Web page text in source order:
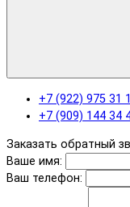
+7 (922) 975 31
+7 (909) 144 34
Заказать обратный
Ваше имя:
Ваш телефон: